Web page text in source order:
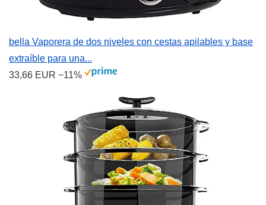
bella Vaporera de dos niveles con cestas apilables y base
extraíble para una...
33,66 EUR −11%